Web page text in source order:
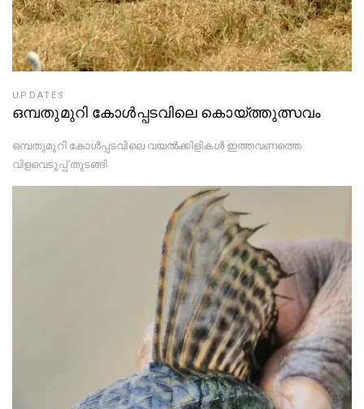
UPDATES
ഒമ്പതുമുറി കോൾപ്പടവിലെ കൊയ്ത്തുത്സവം
ഒമ്പതുമുറി കോൾപ്പടവിലെ വയൽക്കിളികൾ ഇത്തവണത്തെ
വിളവെടുപ്പ് തുടങ്ങി